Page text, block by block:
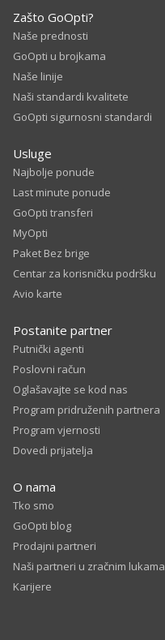
Zašto GoOpti?
Naše prednosti
GoOpti u brojkama
Naše linije
Naši standardi kvalitete
GoOpti sigurnosni standardi
Usluge
Najbolje ponude
Last minute ponude
GoOpti transferi
MyOpti
Paket Bez brige
Centar za korisničku podršku
Avio karte
Postanite partner
Putnički agenti
Poslovni račun
Oglašavajte se kod nas
Program pridruženih partnera
Program vjernosti
Dovedi prijatelja
O nama
Tko smo
GoOpti blog
Prodajni partneri
Naši partneri u zračnim lukama
Karijere